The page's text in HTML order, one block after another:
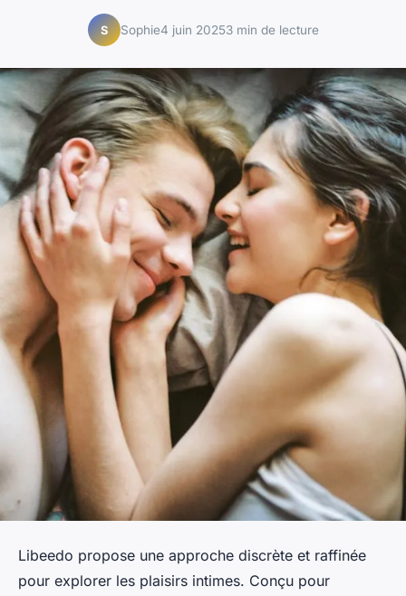
S Sophie4 juin 20253 min de lecture
Libeedo propose une approche discrète et raffinée
pour explorer les plaisirs intimes. Conçu pour